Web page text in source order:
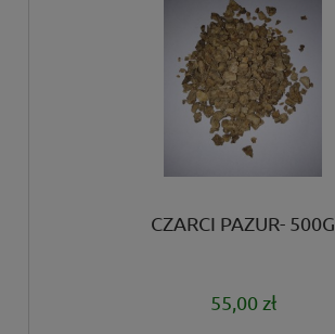
CZARCI PAZUR- 500G
55,00 zł